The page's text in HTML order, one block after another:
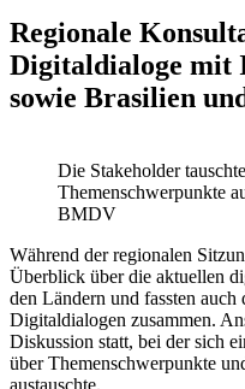
Regionale
Digitaldialoge mit
sowie Brasilien
Die Stakeholder
Themenschwerpunkte
BMDV
Während der regionalen
Überblick über die aktuellen
den Ländern und fassten
Digitaldialogen zusammen.
Diskussion statt, bei der sich
über Themenschwerpunkte